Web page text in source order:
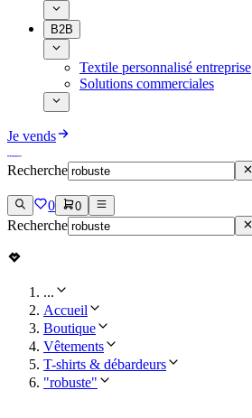
B2B
Textile personnalisé entreprise
Solutions commerciales
Je vends
Recherche
0 0
Recherche
...
Accueil
Boutique
Vêtements
T-shirts & débardeurs
"robuste"